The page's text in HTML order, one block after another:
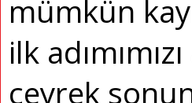
mümkün
ilk
çeyrek